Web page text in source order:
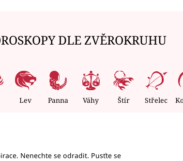
DLE ZVĚROKRUHU
Lev Panna Váhy Štír Střelec
Nenechte se odradit. Pusťte se